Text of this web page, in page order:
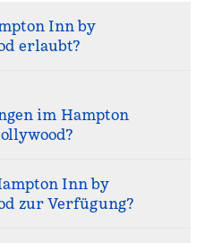
Inn by
erlaubt?
im Hampton
Inn by
zur Verfügung?